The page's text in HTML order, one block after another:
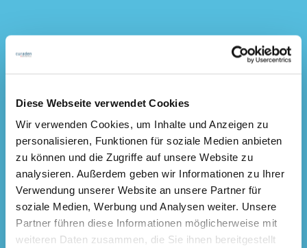
Diese Webseite verwendet Cookies
Wir verwenden Cookies, um Inhalte und Anzeigen zu
personalisieren, Funktionen für soziale Medien anbieten
zu können und die Zugriffe auf unsere Website zu
analysieren. Außerdem geben wir Informationen zu Ihrer
Verwendung unserer Website an unsere Partner für
soziale Medien, Werbung und Analysen weiter. Unsere
Partner führen diese Informationen möglicherweise mit
weiteren Daten zusammen, die Sie ihnen bereitgestellt